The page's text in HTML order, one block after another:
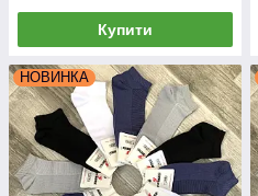
Купити
НОВИНКА